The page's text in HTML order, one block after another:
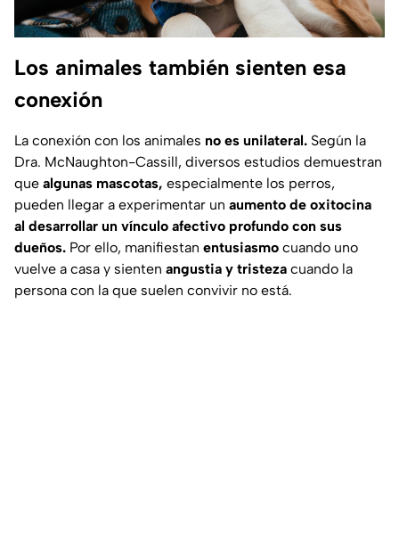
Los animales también sienten esa
conexión
La conexión con los animales no es unilateral. Según la
Dra. McNaughton-Cassill, diversos estudios demuestran
que algunas mascotas, especialmente los perros,
pueden llegar a experimentar un aumento de oxitocina
al desarrollar un vínculo afectivo profundo con sus
dueños. Por ello, manifiestan entusiasmo cuando uno
vuelve a casa y sienten angustia y tristeza cuando la
persona con la que suelen convivir no está.